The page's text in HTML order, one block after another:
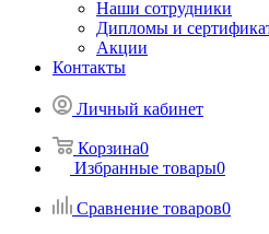
Наши сотрудники
Дипломы и
Акции
Контакты
Личный кабинет
Корзина0
Избранные товары0
Сравнение товаров0